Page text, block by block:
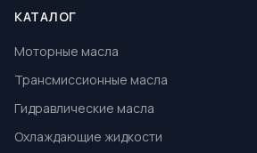
КАТАЛОГ
Моторные масла
Трансмиссионные масла
Гидравлические масла
Охлаждающие жидкости